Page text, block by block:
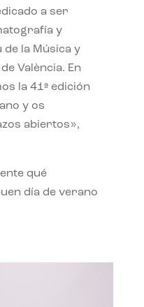
a ser
y
de la Música y
València. En
la 41ª edición
y os
abiertos»,
qué
día de verano